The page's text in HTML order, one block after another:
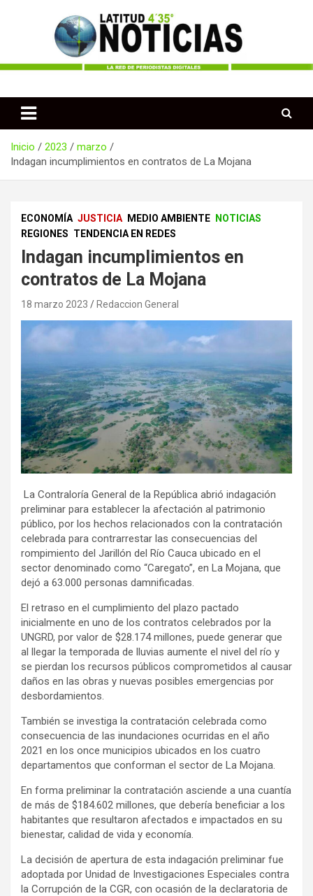
Latitud 435 Noticias
Inicio 2023
marzo
Indagan incumplimientos en contratos de La Mojana
ECONOMÍA JUSTICIA MEDIO AMBIENTE
NOTICIAS
REGIONES TENDENCIA EN REDES
Indagan incumplimientos en
contratos de La Mojana
18 marzo 2023 Redaccion General
La Contraloría General de la República abrió indagación
preliminar para establecer la afectación al patrimonio
público, por los hechos relacionados con la contratación
celebrada para contrarrestar las consecuencias del
rompimiento del Jarillón del Río Cauca ubicado en el
sector denominado como “Caregato”, en La Mojana, que
dejó a 63.000 personas damnificadas.
El retraso en el cumplimiento del plazo pactado
inicialmente en uno de los contratos celebrados por la
UNGRD, por valor de $28.174 millones, puede generar que
al llegar la temporada de lluvias aumente el nivel del río y
se pierdan los recursos públicos comprometidos al causar
daños en las obras y nuevas posibles emergencias por
desbordamientos.
También se investiga la contratación celebrada como
consecuencia de las inundaciones ocurridas en el año
2021 en los once municipios ubicados en los cuatro
departamentos que conforman el sector de La Mojana.
En forma preliminar la contratación asciende a una cuantía
de más de $184.602 millones, que debería beneficiar a los
habitantes que resultaron afectados e impactados en su
bienestar, calidad de vida y economía.
La decisión de apertura de esta indagación preliminar fue
adoptada por Unidad de Investigaciones Especiales contra
la Corrupción de la CGR, con ocasión de la declaratoria de